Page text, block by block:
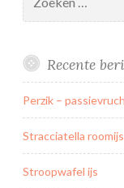
naar:
Recente
Perzik –
Stracciatella roomijs
Stroopwafel ijs